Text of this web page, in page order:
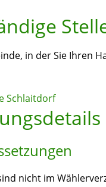
in der Sie Ihren
Schlaitdorf
nicht im